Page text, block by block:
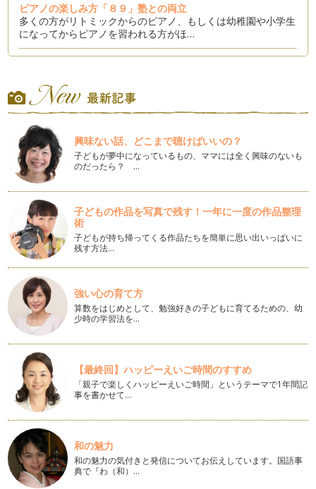
ピアノの楽しみ方「８９」塾との両立
多くの方がリトミックからのピアノ、もしくは幼稚園や小学生
になってからピアノを習われる方がほ…
楽教育」も急速に変化しています。 …
ピアノの楽しみ方「８７」練習の導き
「我が子が練習しない」これは、ピアノレッスン受講者の親な
ら良く言う話なのかもしれません。 …
ピアノの楽しみ方「８６」練習に寄り添う心得５カ条
ピアノをお子様にさせて「ピアノを習っているけど全然家で練
習しないの、続けさせるか迷う」とい…
ピアノの楽しみ方「８５」ピアノの練習量はどれくらい？！
「ピアノってどれくらい練習してからレッスンに伺うものなん
だろう？」と悩むお母さんは多いです…
ピアノの楽しみ方「８4」マナーを学ぼう
赤ちゃん時期が終わり、いよいよ、入園！っとなった時に、母
親というのは、嬉しい反面、子供の成…
ピアノの楽しみ方「８３」おうち練習の仕方
自分の子供が産まれて順調に育っていくと、次は産まれてきた
子供に対して「どんな習い事をさせて…
ピアノの楽しみ方「８２」作曲にチャレンジ！
ピアノは、ピアノの教本ばかり進めていくことばかりではな
く、創造力を沸かせることも音楽を学ぶ…
ピアノの楽しみ方「８１」和声分析にチャレンジしてみよう
ピアノを弾くということは、まるで物語を語るかのようです
ね。 …
興味ない話、どこまで聴けばいいの？
子どもが夢中になっているもの、ママには全く興味のないも
のだったら？ …
子どもの作品を写真で残す！一年に一度の作品整理
術
子どもが持ち帰ってくる作品たちを簡単に思い出いっぱいに
残す方法…
強い心の育て方
算数をはじめとして、勉強好きの子どもに育てるための、幼
少時の学習法を…
【最終回】ハッピーえいご時間のすすめ
「親子で楽しくハッピーえいご時間」というテーマで1年間記
事を書かせて…
和の魅力
和の魅力の気付きと発信についてお伝えしています。国語事
典で『わ（和）…